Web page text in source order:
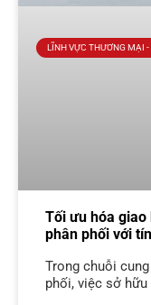
LĨNH VỰC THƯƠNG MẠI -
Tối ưu hóa giao
phân phối với
Trong chuỗi
phối, việc sở